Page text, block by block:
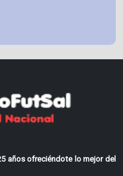
años ofreciéndote lo mejor del